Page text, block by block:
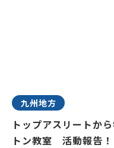
九州地方
トップアスリートか
トン教室 活動報告！